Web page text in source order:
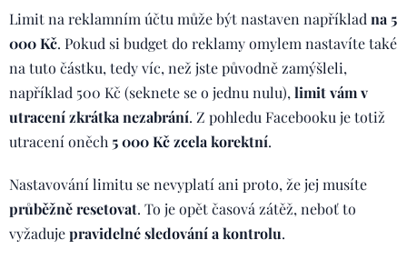
Limit na reklamním účtu může být nastaven například na 5
000 Kč. Pokud si budget do reklamy omylem nastavíte také
na tuto částku, tedy víc, než jste původně zamýšleli,
například 500 Kč (seknete se o jednu nulu), limit vám v
utracení zkrátka nezabrání. Z pohledu Facebooku je totiž
utracení oněch 5 000 Kč zcela korektní.
Nastavování limitu se nevyplatí ani proto, že jej musíte
průběžně resetovat. To je opět časová zátěž, neboť to
vyžadujepravidelné sledování a kontrolu.